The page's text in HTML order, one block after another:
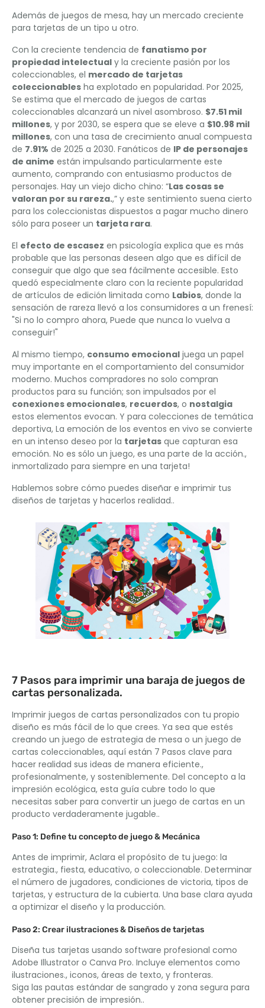
Además de juegos de mesa, hay un mercado creciente
para tarjetas de un tipo u otro.
Con la creciente tendencia de fanatismo por
propiedad intelectual y la creciente pasión por los
coleccionables, el mercado de tarjetas
coleccionables ha explotado en popularidad. Por 2025,
Se estima que el mercado de juegos de cartas
coleccionables alcanzará un nivel asombroso. $7.51 mil
millones, y por 2030, se espera que se eleve a $10.98 mil
millones, con una tasa de crecimiento anual compuesta
de 7.91% de 2025 a 2030. Fanáticos de IP de personajes
de anime están impulsando particularmente este
aumento, comprando con entusiasmo productos de
personajes. Hay un viejo dicho chino: “Las cosas se
valoran por su rareza.,” y este sentimiento suena cierto
para los coleccionistas dispuestos a pagar mucho dinero
sólo para poseer un tarjeta rara.
El efecto de escasez en psicología explica que es más
probable que las personas deseen algo que es difícil de
conseguir que algo que sea fácilmente accesible. Esto
quedó especialmente claro con la reciente popularidad
de artículos de edición limitada como Labios, donde la
sensación de rareza llevó a los consumidores a un frenesí:
"Si no lo compro ahora, Puede que nunca lo vuelva a
conseguir!"
Al mismo tiempo, consumo emocional juega un papel
muy importante en el comportamiento del consumidor
moderno. Muchos compradores no solo compran
productos para su función; son impulsados ​​por el
conexiones emocionales, recuerdos, o nostalgia
estos elementos evocan. Y para colecciones de temática
deportiva, La emoción de los eventos en vivo se convierte
en un intenso deseo por la tarjetas que capturan esa
emoción. No es sólo un juego, es una parte de la acción.,
inmortalizado para siempre en una tarjeta!
Hablemos sobre cómo puedes diseñar e imprimir tus
diseños de tarjetas y hacerlos realidad..
7 Pasos para imprimir una baraja de juegos de
cartas personalizada.
Imprimir juegos de cartas personalizados con tu propio
diseño es más fácil de lo que crees. Ya sea que estés
creando un juego de estrategia de mesa o un juego de
cartas coleccionables, aquí están 7 Pasos clave para
hacer realidad sus ideas de manera eficiente.,
profesionalmente, y sosteniblemente. Del concepto a la
impresión ecológica, esta guía cubre todo lo que
necesitas saber para convertir un juego de cartas en un
producto verdaderamente jugable..
Paso 1: Define tu concepto de juego & Mecánica
Antes de imprimir, Aclara el propósito de tu juego: la
estrategia., fiesta, educativo, o coleccionable. Determinar
el número de jugadores, condiciones de victoria, tipos de
tarjetas, y estructura de la cubierta. Una base clara ayuda
a optimizar el diseño y la producción.
Paso 2: Crear ilustraciones & Diseños de tarjetas
Diseña tus tarjetas usando software profesional como
Adobe Illustrator o Canva Pro. Incluye elementos como
ilustraciones., iconos, áreas de texto, y fronteras.
Siga las pautas estándar de sangrado y zona segura para
obtener precisión de impresión..